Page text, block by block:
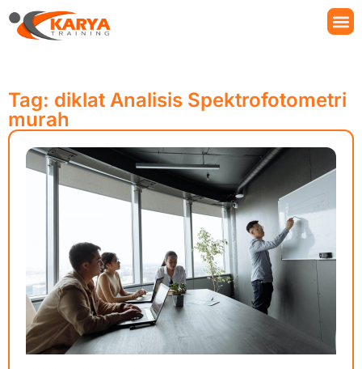
Tag: diklat Analisis Spektrofotometri
murah